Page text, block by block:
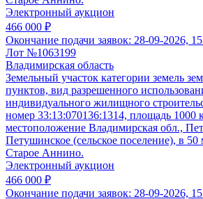
Электронный аукцион
466 000 ₽
Окончание подачи заявок: 28-09-2026,
Лот №1063199
Владимирская область
Земельный участок категории земель
пунктов, вид разрешенного
индивидуального жилищного
номер 33:13:070136:1314, площадь 1000
местоположение Владимирская обл.,
Петушинское (сельское поселение), в 50
Старое Аннино.
Электронный аукцион
466 000 ₽
Окончание подачи заявок: 28-09-2026,